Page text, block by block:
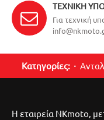
ΤΕΧΝΙΚΉ
Για τεχνική
Κατηγορίες:
Η εταιρεία NKmoto,